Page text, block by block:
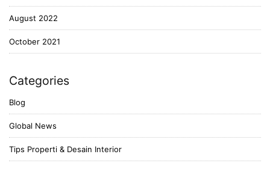
August 2022
October 2021
Categories
Blog
Global News
Tips Properti & Desain Interior